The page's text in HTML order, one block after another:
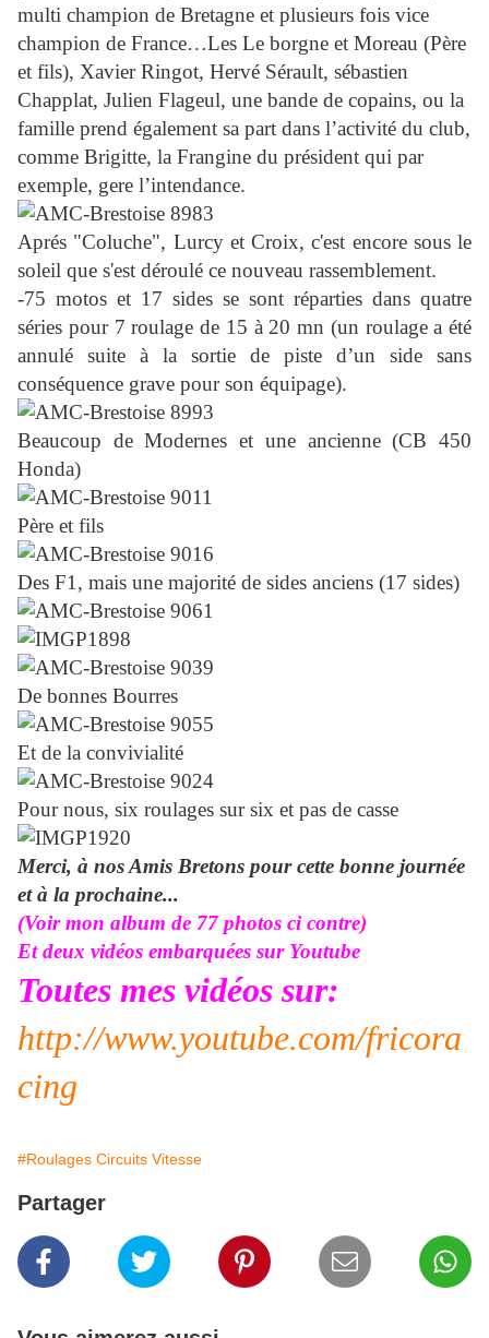
multi champion de Bretagne et plusieurs fois vice
champion de France…Les Le borgne et Moreau (Père
et fils), Xavier Ringot, Hervé Sérault, sébastien
Chapplat, Julien Flageul, une bande de copains, ou la
famille prend également sa part dans l’activité du club,
comme Brigitte, la Frangine du président qui par
exemple, gere l’intendance.
Aprés "Coluche", Lurcy et Croix, c'est encore sous le
soleil que s'est déroulé ce nouveau rassemblement.
-75 motos et 17 sides se sont réparties dans quatre
séries pour 7 roulage de 15 à 20 mn (un roulage a été
annulé suite à la sortie de piste d’un side sans
conséquence grave pour son équipage).
Beaucoup de Modernes et une ancienne (CB 450
Honda)
Père et fils
Des F1, mais une majorité de sides anciens (17 sides)
De bonnes Bourres
Et de la convivialité
Pour nous, six roulages sur six et pas de casse
Merci, à nos Amis Bretons pour cette bonne journée
et à la prochaine...
(Voir mon album de 77 photos ci contre)
Et deux vidéos embarquées sur Youtube
Toutes mes vidéos sur:
http://www.youtube.com/fricora
cing
#Roulages Circuits Vitesse
Partager